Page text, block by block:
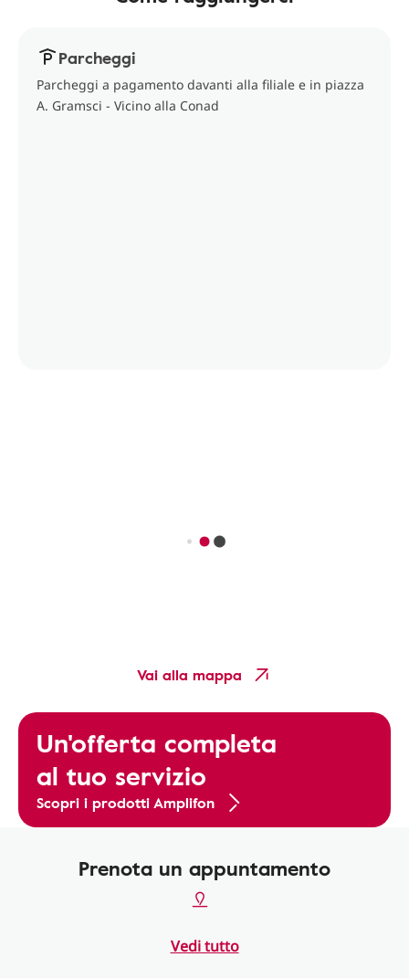
Parcheggi
Parcheggi a pagamento davanti alla filiale e in piazza
A. Gramsci - Vicino alla Conad
Vai alla mappa
Un'offerta completa
al tuo servizio
Scopri i prodotti Amplifon
Prenota un appuntamento
Vedi tutto